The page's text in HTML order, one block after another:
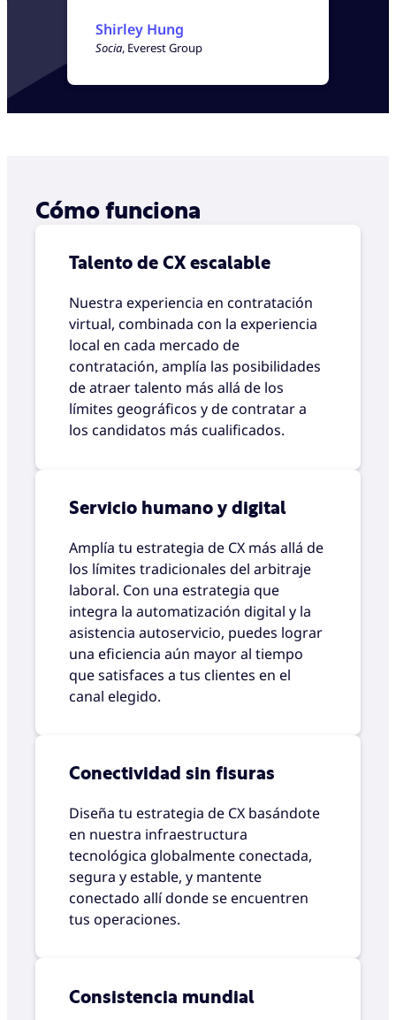
Shirley Hung
Socia, Everest Group
Cómo funciona
Talento de CX escalable
Nuestra experiencia en contratación
virtual, combinada con la experiencia
local en cada mercado de
contratación, amplía las posibilidades
de atraer talento más allá de los
límites geográficos y de contratar a
los candidatos más cualificados.
Servicio humano y digital
Amplía tu estrategia de CX más allá de
los límites tradicionales del arbitraje
laboral. Con una estrategia que
integra la automatización digital y la
asistencia autoservicio, puedes lograr
una eficiencia aún mayor al tiempo
que satisfaces a tus clientes en el
canal elegido.
Conectividad sin fisuras
Diseña tu estrategia de CX basándote
en nuestra infraestructura
tecnológica globalmente conectada,
segura y estable, y mantente
conectado allí donde se encuentren
tus operaciones.
Consistencia mundial